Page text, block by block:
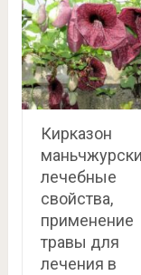
Кирказон
лечебные
свойства,
применение
травы для
лечения в